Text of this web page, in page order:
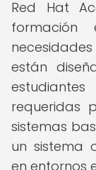
Red Hat
están
requeridas
sistemas
un sistema
en entornos